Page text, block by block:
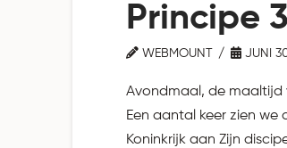
Principe
WEBMOUNT JUNI
Avondmaal, de maaltijd
Een aantal keer zien
Koninkrijk aan Zijn